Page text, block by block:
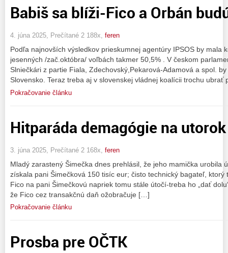
Babiš sa blíži-Fico a Orbán
4. júna 2025, Prečítané 2 188x, feren
Podľa najnovších výsledkov prieskumnej agentúry IPSOS by mala
jesenných /zač.októbra/ voľbách takmer 50,5% . V českom
Slniečkári z partie Fiala, Zdechovský,Pekarová-Adamová a spol.
Slovensko. Teraz treba aj v slovenskej vládnej koalícii trochu
Pokračovanie článku
Hitparáda demagógie na utorok
3. júna 2025, Prečítané 2 168x, feren
Mladý zarastený Šimečka dnes prehlásil, že jeho mamička urobila
získala pani Šimečková 150 tisíc eur; čisto technický bagateľ, ktorý
Fico na pani Šimečkovú napriek tomu stále útočí-treba ho „dať
že Fico cez transakčnú daň ožobračuje […]
Pokračovanie článku
Prosba pre OČTK